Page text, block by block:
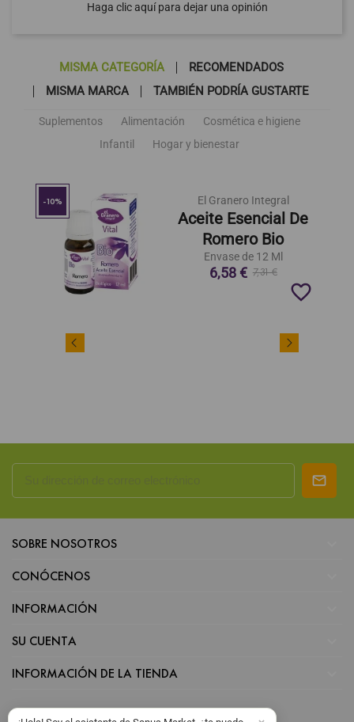
Haga clic aquí para dejar una opinión
MISMA CATEGORÍA
RECOMENDADOS
MISMA MARCA
TAMBIÉN PODRÍA GUSTARTE
Suplementos Alimentación
Cosmética e higiene
Infantil
Hogar y bienestar
-10% El Granero Integral
Aceite Esencial De
Romero Bio
Envase de 12 Ml
6,58 € 7,31 €
favorite_border
SOBRE NOSOTROS
CONÓCENOS
INFORMACIÓN
SU CUENTA
INFORMACIÓN DE LA TIENDA